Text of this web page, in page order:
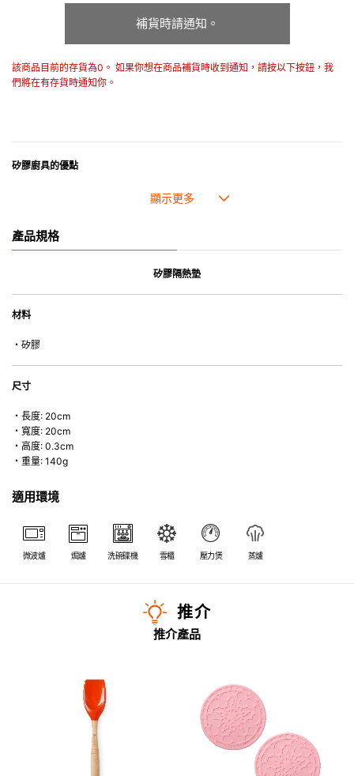
補貨時請通知。
該商品目前的存貨為0。 如果你想在商品補貨時收到通知，請按以下按鈕，我
們將在有存貨時通知你。
矽膠廚具的優點
• 耐熱高達250℃，耐冷低至-40℃。
• 不會容易吸取食物氣味。
產品規格
矽膠隔熱墊
材料
・矽膠
尺寸
・長度: 20cm
・寬度: 20cm
・高度: 0.3cm
・重量: 140g
適用環境
微波爐 焗爐 洗碗碟機 雪櫃 壓力煲 蒸爐
推介
推介產品